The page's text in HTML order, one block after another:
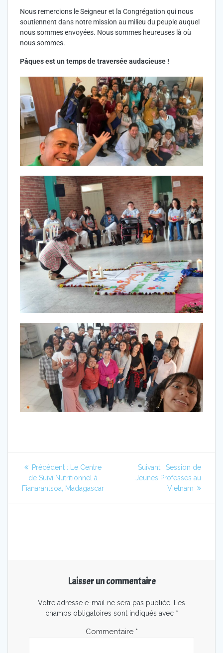
Nous remercions le Seigneur et la Congrégation qui nous
soutiennent dans notre mission au milieu du peuple auquel
nous sommes envoyées. Nous sommes heureuses là où
nous sommes.
Pâques est un temps de traversée audacieuse !
Précédent : Le Centre
de Suivi Nutritionnel à
Fianarantsoa, Madagascar
Suivant : Session de
Jeunes Professes au
Vietnam
Laisser un commentaire
Votre adresse e-mail ne sera pas publiée. Les
champs obligatoires sont indiqués avec *
Commentaire *